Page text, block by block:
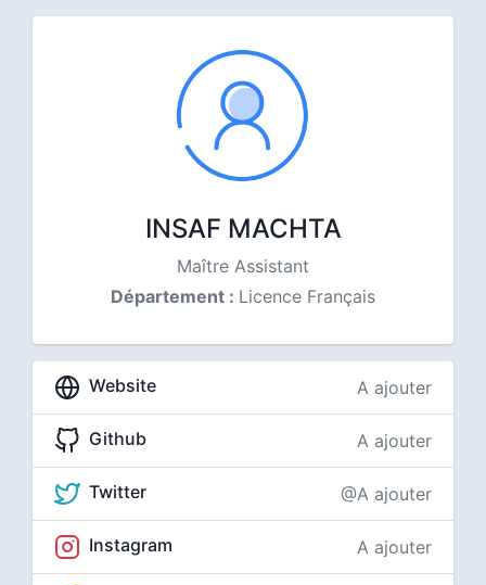
INSAF MACHTA
Maître Assistant
Département : Licence Français
Website A ajouter
Github A ajouter
Twitter @A ajouter
Instagram A ajouter